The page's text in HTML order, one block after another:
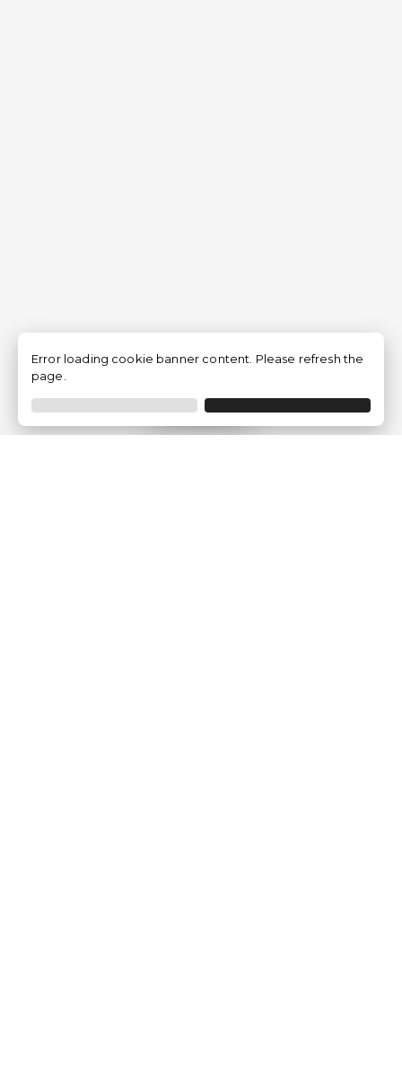
Filtrar
Error loading cookie banner content. Please refresh the
page.